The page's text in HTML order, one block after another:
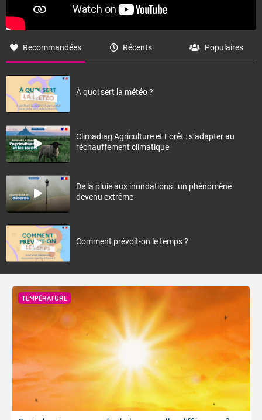
Recommandées Récents Populaires
À quoi sert la météo ?
Climadiag Agriculture et Forêt : s’adapter au
réchauffement climatique
De la pluie aux inondations : un phénomène
devenu extrême
Comment prévoit-on le temps ?
TEMPÉRATURE